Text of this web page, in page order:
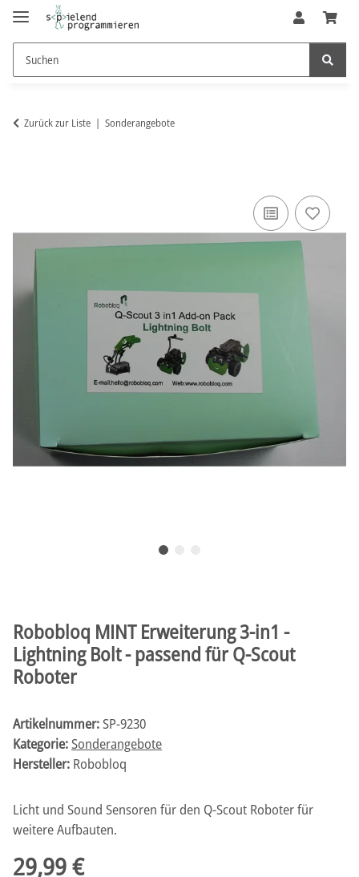
Zurück zur Liste Sonderangebote
Robobloq MINT Erweiterung 3-in1 -
Lightning Bolt - passend für Q-Scout
Roboter
Artikelnummer:SP-9230
Kategorie:Sonderangebote
Hersteller: Robobloq
Licht und Sound Sensoren für den Q-Scout Roboter für
weitere Aufbauten.
29,99 €